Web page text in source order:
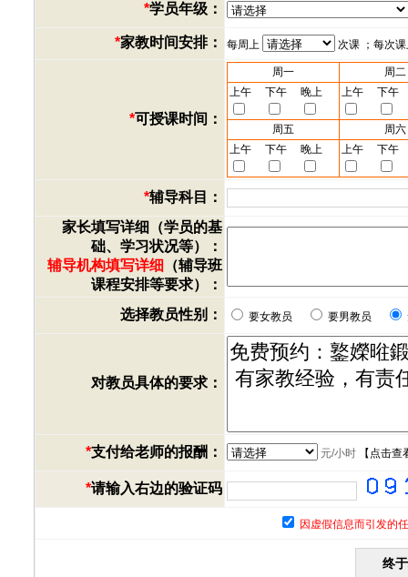
*学员年级：
*家教时间安排： 每周上 次课 ；每次
*可授课时间：
周一
周二
上午
下午 晚上 上午 下午
周五
周六
上午
下午 晚上 上午 下午
*辅导科目：
家长填写详细（学员的基
础、学习状况等）：
辅导机构填写详细 （辅导班
课程安排等要求）：
选择教员性别：
要女教员 要男教员
对教员具体的要求：
*支付给老师的报酬： 元/小时【 点击查
*请输入右边的验证码
因虚假信息而引发的